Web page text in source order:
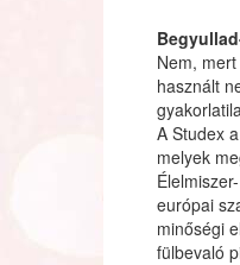
Nem,
használt
A Studex
melyek
európai
minőségi
fülbevaló